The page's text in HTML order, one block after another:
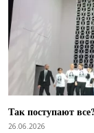
Так поступают
26.06.2026